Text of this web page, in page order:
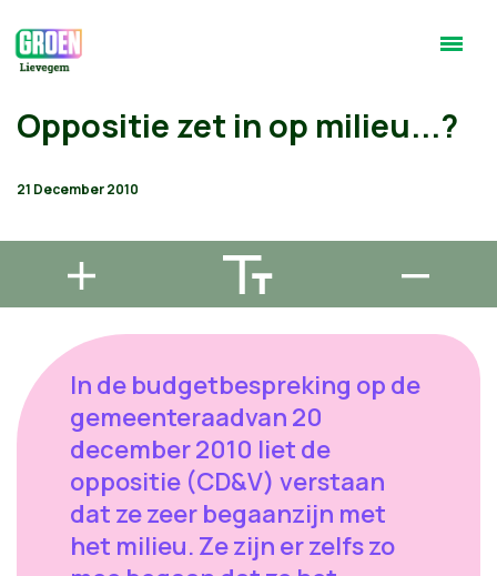
Oppositie zet in op milieu...?
21 December 2010
In de budgetbespreking op de
gemeenteraadvan 20
december 2010 liet de
oppositie (CD&V) verstaan
dat ze zeer begaanzijn met
het milieu. Ze zijn er zelfs zo